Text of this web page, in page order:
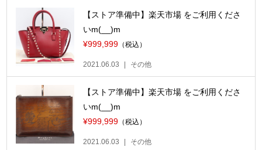
【ストア準備中】楽天市場 をご利用くださ
いm(__)m
¥999,999 （税込）
2021.06.03 その他
【ストア準備中】楽天市場 をご利用くださ
いm(__)m
¥999,999 （税込）
2021.06.03 その他